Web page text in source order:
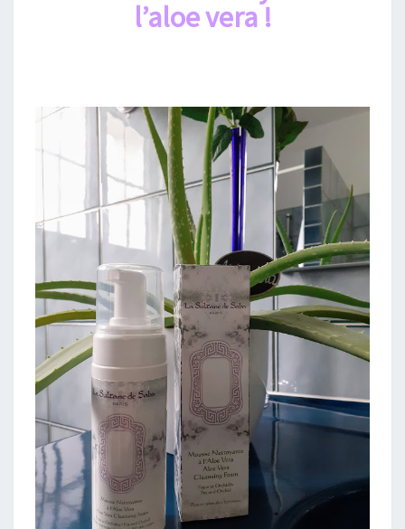
l’aloe vera !